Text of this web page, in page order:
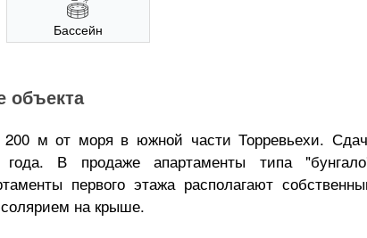
Бассейн
объекта
м от моря в южной части Торревьехи.
года. В продаже апартаменты типа
первого этажа располагают
на крыше.